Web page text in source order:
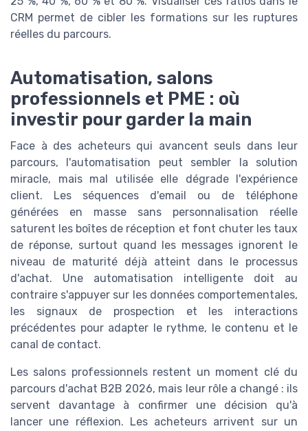
CRM permet de cibler les formations sur les ruptures
réelles du parcours.
Automatisation, salons
professionnels et PME : où
investir pour garder la main
Face à des acheteurs qui avancent seuls dans leur
parcours, l'automatisation peut sembler la solution
miracle, mais mal utilisée elle dégrade l'expérience
client. Les séquences d'email ou de téléphone
générées en masse sans personnalisation réelle
saturent les boîtes de réception et font chuter les taux
de réponse, surtout quand les messages ignorent le
niveau de maturité déjà atteint dans le processus
d'achat. Une automatisation intelligente doit au
contraire s'appuyer sur les données comportementales,
les signaux de prospection et les interactions
précédentes pour adapter le rythme, le contenu et le
canal de contact.
Les salons professionnels restent un moment clé du
parcours d'achat B2B 2026, mais leur rôle a changé : ils
servent davantage à confirmer une décision qu'à
lancer une réflexion. Les acheteurs arrivent sur un